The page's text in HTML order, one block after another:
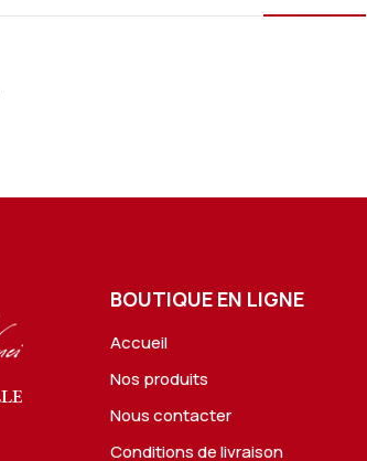
BOUTIQUE EN LIGNE
Accueil
Nos produits
Nous contacter
Conditions de livraison